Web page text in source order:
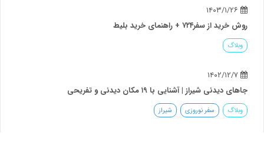
۱۴۰۳/۱/۲۶
روش خرید از سفر۷۲۴ + راهنمای خرید بلیط
وبلاگ
۱۴۰۲/۱۲/۷
جاهای دیدنی شیراز | آشنایی با ۱۹ مکان دیدنی و تفریحی
وبلاگ سفر نوروزی شیراز